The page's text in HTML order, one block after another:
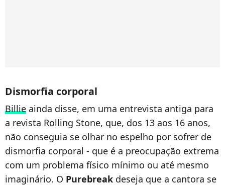
Dismorfia corporal
Billie ainda disse, em uma entrevista antiga para
a revista Rolling Stone, que, dos 13 aos 16 anos,
não conseguia se olhar no espelho por sofrer de
dismorfia corporal - que é a preocupação extrema
com um problema físico mínimo ou até mesmo
imaginário. O Purebreak deseja que a cantora se